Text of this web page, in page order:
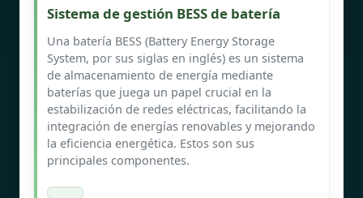
Sistema de gestión BESS de batería
Una batería BESS (Battery Energy Storage
System, por sus siglas en inglés) es un sistema
de almacenamiento de energía mediante
baterías que juega un papel crucial en la
estabilización de redes eléctricas, facilitando la
integración de energías renovables y mejorando
la eficiencia energética. Estos son sus
principales componentes.